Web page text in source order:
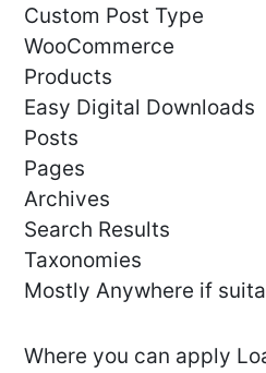
Custom Post Type
WooCommerce
Products
Easy Digital Downloads
Posts
Pages
Archives
Search Results
Taxonomies
Mostly Anywhere if
Where you can apply